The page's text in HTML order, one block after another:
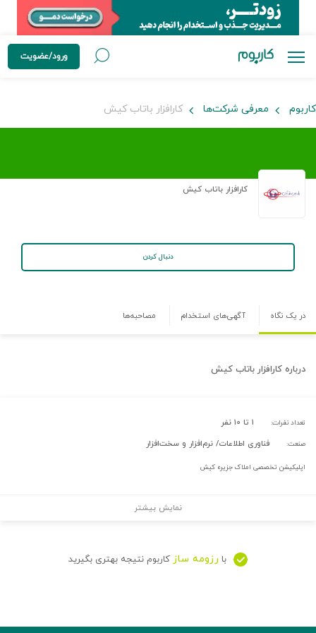
ورود/عضویت
کاربوم معرفی شرکت‌ها کارافزار باتاب کیش
کارافزار باتاب کیش
دنبال کردن
در یک نگاه آگهی‌های استخدام مصاحبه‌ها
درباره کارافزار باتاب کیش
تعداد نفرات: ۱ تا ۱۰ نفر
صنعت: فناوری اطلاعات/ نرم‌افزار و سخت‌افزار
اپلیکیشن تخصصی املاک جزیره کیش
نمایش بیشتر
با رزومه ساز کاربوم نتیجه بهتری بگیرید